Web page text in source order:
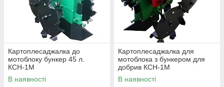
Картоплесаджалка до
мотоблоку бункер 45 л.
КСН-1М
В наявності
Картоплесаджалка для
мотоблока з бункером для
добрив КСН-1М
В наявності